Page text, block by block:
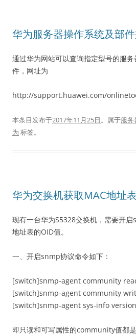
华为服务器操作系统及部
通过华为网站可以查询指定型号的服
件，网址为
http://support.huawei.com/
本条目发布于2017年11月25日。属于服务
为 标签。
华为交换机获取MAC地址
现有一台华为S5328交换机，需要开
地址表的OID值。
一、开启snmp协议命令如下：
[switch]snmp-agent community
[switch]snmp-agent community
[switch]snmp-agent sys-info
即只读和可写属性的community值都